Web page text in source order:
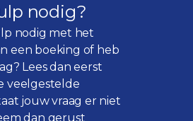
nodig?
nodig met het
een boeking of heb
Lees dan eerst
veelgestelde
jouw vraag er niet
dan gerust